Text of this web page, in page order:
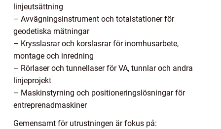
linjeutsättning
– Avvägningsinstrument och totalstationer för
geodetiska mätningar
– Krysslasrar och korslasrar för inomhusarbete,
montage och inredning
– Rörlaser och tunnellaser för VA, tunnlar och andra
linjeprojekt
– Maskinstyrning och positioneringslösningar för
entreprenadmaskiner
Gemensamt för utrustningen är fokus på: